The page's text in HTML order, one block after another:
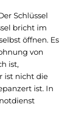
Schlüssel
bricht im
öffnen. Es
von
ist,
ist nicht die
ist. In